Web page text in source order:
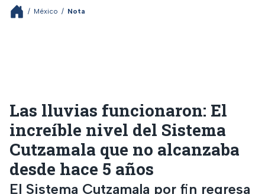
/ México / Nota
Las lluvias funcionaron: El
increíble nivel del Sistema
Cutzamala que no alcanzaba
desde hace 5 años
El Sistema Cutzamala por fin regresa